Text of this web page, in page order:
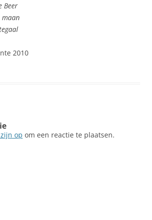
Beer
maan
2010
op om een reactie te plaatsen.